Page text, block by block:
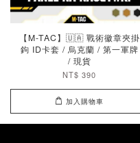
【M-TAC】🇺🇦 戰術徽章夾掛
鉤 ID卡套 / 烏克蘭 / 第一軍牌
/ 現貨
NT$ 390
加入購物車